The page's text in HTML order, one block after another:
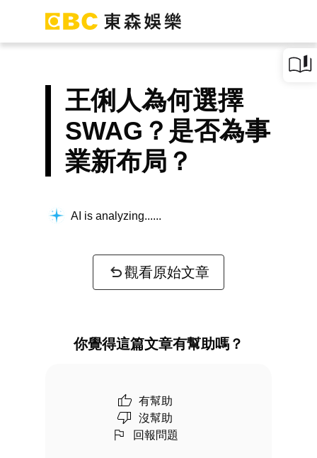
王俐人為何選擇
SWAG？是否為事
業新布局？
AI is analyzing...
觀看原始文章
你覺得這篇文章有幫助嗎？
有幫助
沒幫助
回報問題